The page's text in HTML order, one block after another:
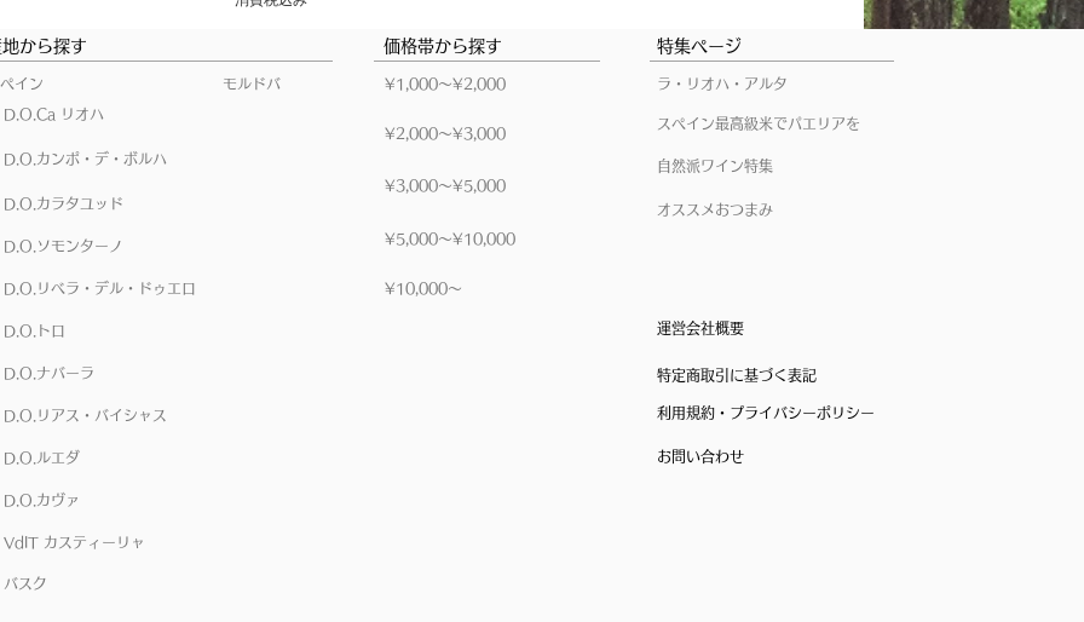
から探す 価格帯から探す
イン モルドバ ​¥1,000～¥2,000
D.O.Ca リオハ
D.O.カンポ・デ・ボルハ
D.O.カラタユッド
​¥2,000～¥3,000
​¥3,000～¥5,000
D.O.ソモンターノ ​¥5,000～¥10,000
D.O.リベラ・デル・ドゥエロ ​¥10,000～
D.O.トロ
D.O.ナバーラ
特集ページ
ラ・リオハ・アルタ
スペイン最高級米でパエリアを
自然派ワイン特集
オススメおつまみ
特定商取引に基づく表記
D.O.リアス・バイシャス
D.O.ルエダ
D.O.カヴァ
VdIT カスティーリャ
バスク
運営会社概要
お問い合わせ
利用規約・プライバシーポリシー